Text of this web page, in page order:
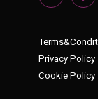
Privacy Policy
Cookie Policy